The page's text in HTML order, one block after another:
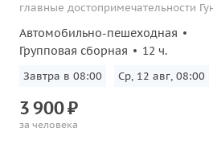
главные достопримечательности
Исторические памятники, горные
водопады, теснины и лучшие
площадки Дагестана. Все локации,
экскурсии.
Автомобильно-пешеходная
Групповая сборная
12 ч.
Завтра в 08:00 Ср, 12 авг, 08:00
3900₽
за человека